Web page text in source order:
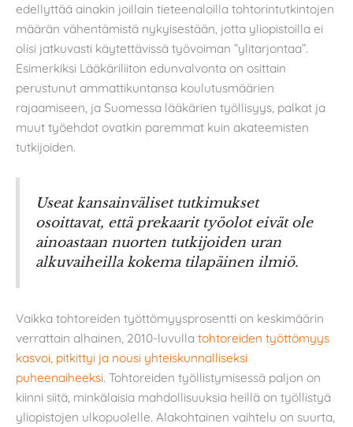
edellyttää ainakin joillain tieteenaloilla tohtorintutkintojen
määrän vähentämistä nykyisestään, jotta yliopistoilla ei
olisi jatkuvasti käytettävissä työvoiman ”ylitarjontaa”.
Esimerkiksi Lääkäriliiton edunvalvonta on osittain
perustunut ammattikuntansa koulutusmäärien
rajaamiseen, ja Suomessa lääkärien työllisyys, palkat ja
muut työehdot ovatkin paremmat kuin akateemisten
tutkijoiden.
Useat kansainväliset tutkimukset
osoittavat, että prekaarit työolot eivät ole
ainoastaan nuorten tutkijoiden uran
alkuvaiheilla kokema tilapäinen ilmiö.
Vaikka tohtoreiden työttömyysprosentti on keskimäärin
verrattain alhainen, 2010-luvulla tohtoreiden työttömyys
kasvoi, pitkittyi ja nousi yhteiskunnalliseksi
puheenaiheeksi. Tohtoreiden työllistymisessä paljon on
kiinni siitä, minkälaisia mahdollisuuksia heillä on työllistyä
yliopistojen ulkopuolelle. Alakohtainen vaihtelu on suurta,